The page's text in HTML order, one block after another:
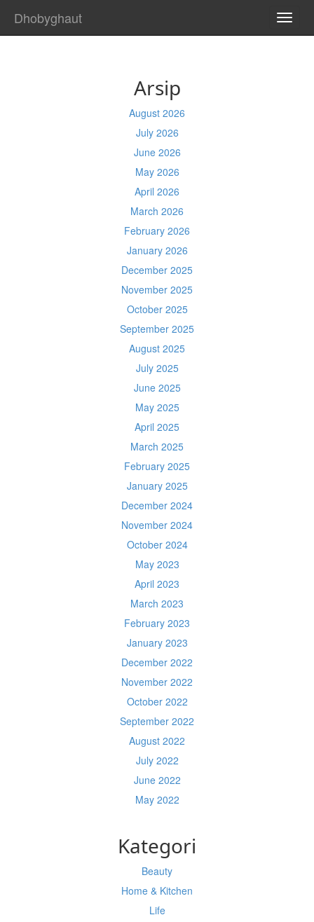
Dhobyghaut
Arsip
August 2026
July 2026
June 2026
May 2026
April 2026
March 2026
February 2026
January 2026
December 2025
November 2025
October 2025
September 2025
August 2025
July 2025
June 2025
May 2025
April 2025
March 2025
February 2025
January 2025
December 2024
November 2024
October 2024
May 2023
April 2023
March 2023
February 2023
January 2023
December 2022
November 2022
October 2022
September 2022
August 2022
July 2022
June 2022
May 2022
Kategori
Beauty
Home & Kitchen
Life